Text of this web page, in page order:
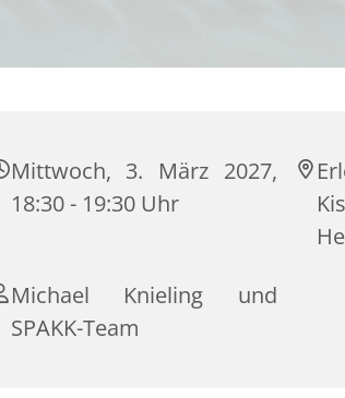
Mittwoch, 3. März 2027,
18:30 - 19:30 Uhr
Michael Knieling und
SPAKK-Team